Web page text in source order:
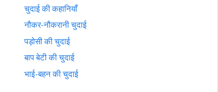
चुदाई की कहानियाँ
नौकर-नौकरानी चुदाई
पड़ोसी की चुदाई
बाप बेटी की चुदाई
भाई-बहन की चुदाई